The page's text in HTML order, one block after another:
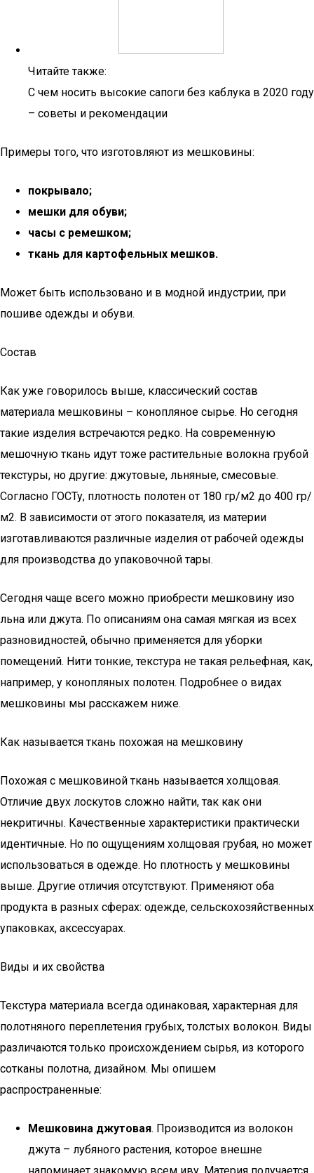
Читайте также:
С чем носить высокие сапоги без каблука в 2020 году
– советы и рекомендации
Примеры того, что изготовляют из мешковины:
покрывало;
мешки для обуви;
часы с ремешком;
ткань для картофельных мешков.
Может быть использовано и в модной индустрии, при
пошиве одежды и обуви.
Состав
Как уже говорилось выше, классический состав
материала мешковины – конопляное сырье. Но сегодня
такие изделия встречаются редко. На современную
мешочную ткань идут тоже растительные волокна грубой
текстуры, но другие: джутовые, льняные, смесовые.
Согласно ГОСТу, плотность полотен от 180 гр/м2 до 400 гр/
м2. В зависимости от этого показателя, из материи
изготавливаются различные изделия от рабочей одежды
для производства до упаковочной тары.
Сегодня чаще всего можно приобрести мешковину изо
льна или джута. По описаниям она самая мягкая из всех
разновидностей, обычно применяется для уборки
помещений. Нити тонкие, текстура не такая рельефная, как,
например, у конопляных полотен. Подробнее о видах
мешковины мы расскажем ниже.
Как называется ткань похожая на мешковину
Похожая с мешковиной ткань называется холщовая.
Отличие двух лоскутов сложно найти, так как они
некритичны. Качественные характеристики практически
идентичные. Но по ощущениям холщовая грубая, но может
использоваться в одежде. Но плотность у мешковины
выше. Другие отличия отсутствуют. Применяют оба
продукта в разных сферах: одежде, сельскохозяйственных
упаковках, аксессуарах.
Виды и их свойства
Текстура материала всегда одинаковая, характерная для
полотняного переплетения грубых, толстых волокон. Виды
различаются только происхождением сырья, из которого
сотканы полотна, дизайном. Мы опишем
распространенные:
Мешковина джутовая. Производится из волокон
джута – лубяного растения, которое внешне